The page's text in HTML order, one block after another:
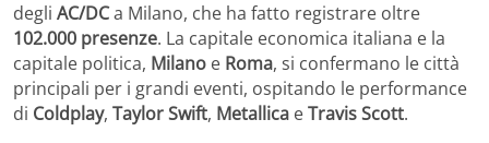
degli AC/DCa Milano, che ha fatto registrare oltre
102.000 presenze. La capitale economica italiana e la
capitale politica, Milano e Roma, si confermano le città
principali per i grandi eventi, ospitando le performance
di Coldplay, Taylor Swift, Metallica eTravis Scott.